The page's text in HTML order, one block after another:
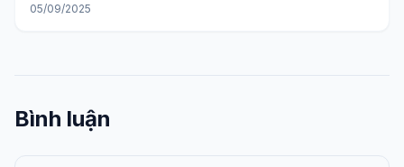
05/09/2025
Bình luận